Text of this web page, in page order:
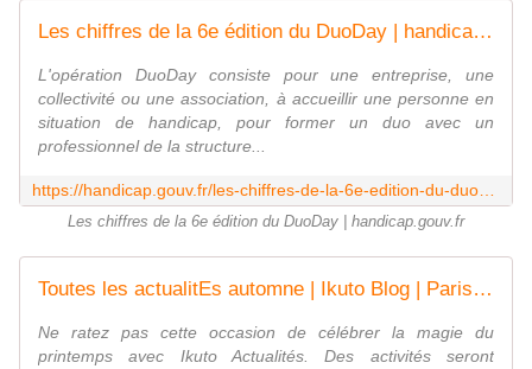
Les chiffres de la 6e édition du DuoDay | handicap.gouv.fr
L'opération DuoDay consiste pour une entreprise, une
collectivité ou une association, à accueillir une personne en
situation de handicap, pour former un duo avec un
professionnel de la structure...
https://handicap.gouv.fr/les-chiffres-de-la-6e-edition-du-duoday
Les chiffres de la 6e édition du DuoDay | handicap.gouv.fr
Toutes les actualitEs automne | Ikuto Blog | Paris, France
Ne ratez pas cette occasion de célébrer la magie du
printemps avec Ikuto Actualités. Des activités seront